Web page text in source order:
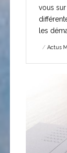
vous
les
Actus